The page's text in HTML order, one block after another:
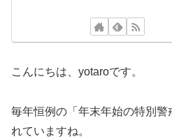
こんにちは、yotaroです。
毎年恒例の「年末年始の特別
れていますね。